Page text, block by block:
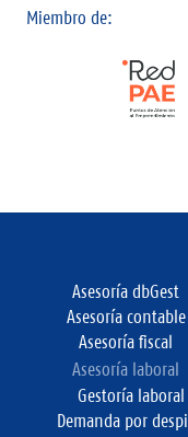
Miembro de:
Asesoría dbGest
Asesoría contable
Asesoría fiscal
Asesoría laboral
Gestoría laboral
Demanda por